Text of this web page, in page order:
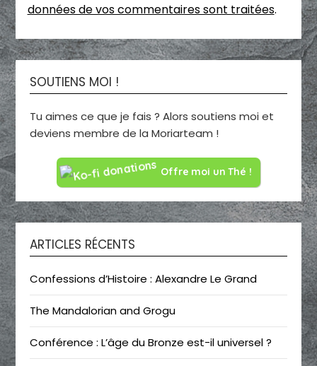
données de vos commentaires sont traitées.
SOUTIENS MOI !
Tu aimes ce que je fais ? Alors soutiens moi et
deviens membre de la Moriarteam !
Offre moi un Thé !
ARTICLES RÉCENTS
Confessions d’Histoire : Alexandre Le Grand
The Mandalorian and Grogu
Conférence : L’âge du Bronze est-il universel ?